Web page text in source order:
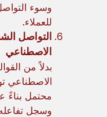
وسوء
للعملاء.
التواصل
الاصطناعي
بدلاً من
الاصطناعي
محتمل بناءً
وسجل